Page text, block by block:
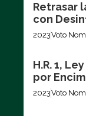
Retrasar
con
2023Voto
H.R. 1,
por
2023Voto